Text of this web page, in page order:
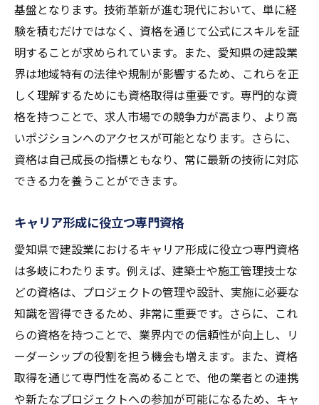
愛知県での建設業界資格取得の具体的なステッ
プ
資格取得プロセスの概要
資格試験の準備と対策
愛知県での資格試験会場について
資格取得に必要な時間と費用
資格取得を支援するプログラム
実践的な資格取得勉強法
アアップ
資格を活かしたキャリアアップの方法
資格取得後に目指すべきポジション
資格を武器にするための戦略
建設業界でのキャリア成長のステップ
資格取得がもたらす新たなキャリア機会
愛知県における資格の活用事例
愛知県の建設業で必要な資格とその活用法を探
基盤となります。技術革新が進む現代において、単に経
験を積むだけではなく、資格を通じて公式にスキルを証
明することが求められています。また、愛知県の建設業
界は地域特有の法律や規制が影響するため、これらを正
しく理解するためにも資格取得は重要です。専門的な資
格を持つことで、求人市場での競争力が高まり、より高
いポジションへのアクセスが可能となります。さらに、
資格は自己成長の指標ともなり、常に最新の技術に対応
できる力を養うことができます。
キャリア形成に役立つ専門資格
愛知県で建設業におけるキャリア形成に役立つ専門資格
は多岐にわたります。例えば、建築士や施工管理技士な
どの資格は、プロジェクトの管理や設計、実施に必要な
知識を習得できるため、非常に重要です。さらに、これ
らの資格を持つことで、業界内での信頼性が向上し、リ
ーダーシップの役割を担う機会も増えます。また、資格
取得を通じて専門性を高めることで、他の業者との連携
や新たなプロジェクトへの参加が可能になるため、キャ